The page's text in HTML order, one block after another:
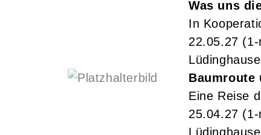
Was uns
In
22.05.27 (1-
Baumroute
Eine Reise
25.04.27 (1-